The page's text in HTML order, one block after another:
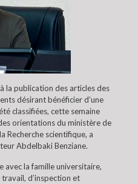
la publication des articles des
désirant bénéficier d’une
classifiées, cette semaine
orientations du ministère de
Recherche scientifique, a
Abdelbaki Benziane.
avec la famille universitaire,
d’inspection et